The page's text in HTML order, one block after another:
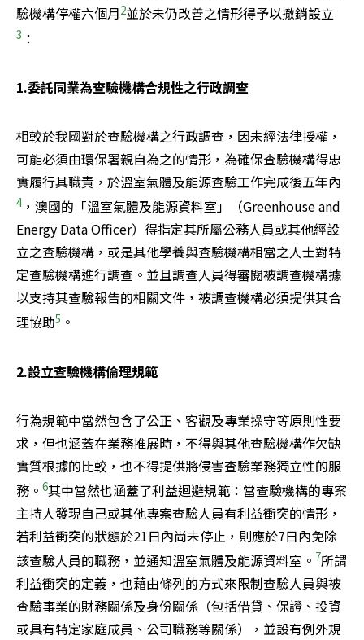
驗機構停權六個月2並於未仍改善之情形得予以撤銷設立
3 ：
1.委託同業為查驗機構合規性之行政調查
相較於我國對於查驗機構之行政調查，因未經法律授權，
可能必須由環保署親自為之的情形，為確保查驗機構得忠
實履行其職責，於溫室氣體及能源查驗工作完成後五年內
4，澳國的「溫室氣體及能源資料室」（Greenhouse and
Energy Data Officer）得指定其所屬公務人員或其他經設
立之查驗機構，或是其他學養與查驗機構相當之人士對特
定查驗機構進行調查。並且調查人員得審閱被調查機構據
以支持其查驗報告的相關文件，被調查機構必須提供其合
理協助5 。
2.設立查驗機構倫理規範
行為規範中當然包含了公正、客觀及專業操守等原則性要
求，但也涵蓋在業務推展時，不得與其他查驗機構作欠缺
實質根據的比較，也不得提供將侵害查驗業務獨立性的服
務。 6其中當然也涵蓋了利益迴避規範：當查驗機構的專案
主持人發現自己或其他專案查驗人員有利益衝突的情形，
若利益衝突的狀態於21日內尚未停止，則應於7日內免除
該查驗人員的職務，並通知溫室氣體及能源資料室。 7所謂
利益衝突的定義，也藉由條列的方式來限制查驗人員與被
查驗事業的財務關係及身份關係（包括借貸、保證、投資
或具有特定家庭成員、公司職務等關係），並設有例外規